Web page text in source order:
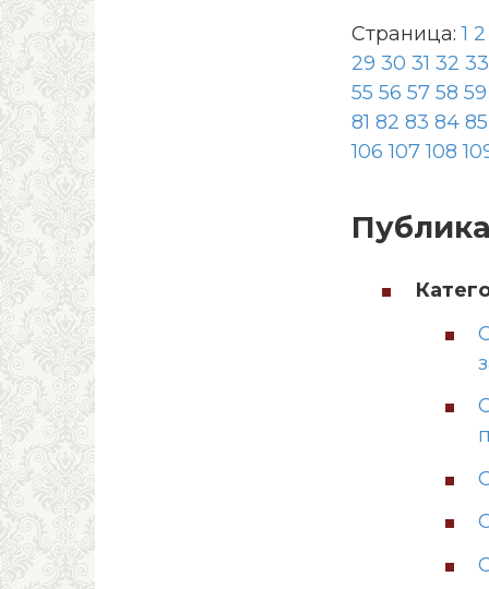
Страница:1 2
29 30 31 32 33
55 56 57 58 59
81 82 83 84 85
106 107 108